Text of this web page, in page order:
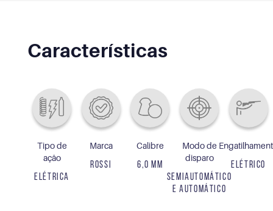
Características
Tipo de
ação
ELÉTRICA
Marca
ROSSI
Calibre
6,0 MM
Modo de
disparo
SEMIAUTOMÁTICO
E AUTOMÁTICO
ELÉTRICO